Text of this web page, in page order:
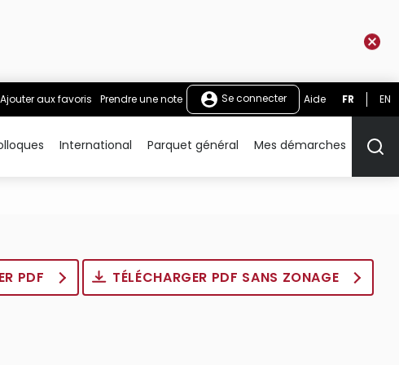
Ajouter aux favoris Prendre une note Se connecter Aide FR EN
International Parquet général Mes démarches
PDF TÉLÉCHARGER PDF SANS ZONAGE